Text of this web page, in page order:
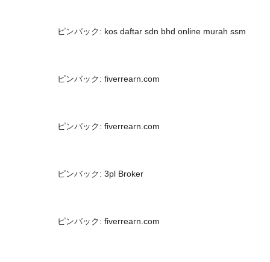
ピンバック: kos daftar sdn bhd online murah ssm
ピンバック: fiverrearn.com
ピンバック: fiverrearn.com
ピンバック: 3pl Broker
ピンバック: fiverrearn.com